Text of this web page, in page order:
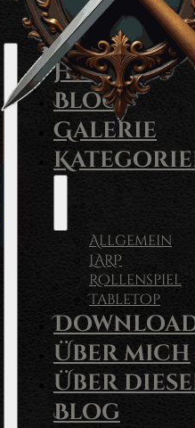
Home
Blog
Galerie
Allgemein
LARP
Rollenspiel
Tabletop
Über mich
Über
Blog